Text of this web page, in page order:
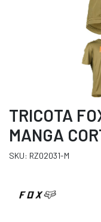
TRICOTA
MANGA
SKU: RZ02031-M